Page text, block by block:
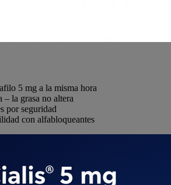
5 mg a la misma hora
– la grasa no altera
por seguridad
con alfabloqueantes